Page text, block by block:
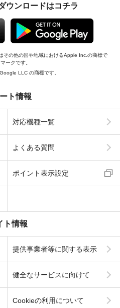
ウンロードはコチラ
その他の国や地域におけるApple Inc.の商標で
ークです。
LLC の商標です。
ト情報
対応機種一覧
よくある質問
ポイント表示設定
ト情報
提供事業者等に関する表示
健全なサービスに向けて
Cookieの利用について